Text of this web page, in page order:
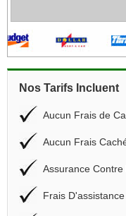
Nos Tarifs Incluent
Aucun Frais de
Aucun Frais
Assurance Contre
Frais D'assistance